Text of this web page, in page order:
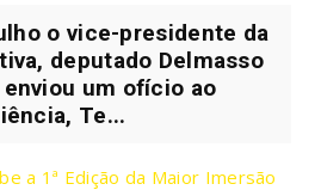
o vice-presidente da
deputado Delmasso
um ofício ao
Te...
a 1ª Edição da Maior Imersão